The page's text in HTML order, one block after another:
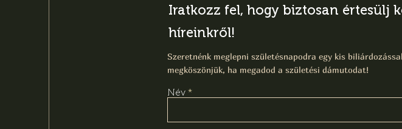
Iratkozz fel, hogy biztosan értesülj
híreinkről!
Szeretnénk meglepni születésnapodra egy kis
megköszönjük, ha megadod a születési dámutodat!
Név